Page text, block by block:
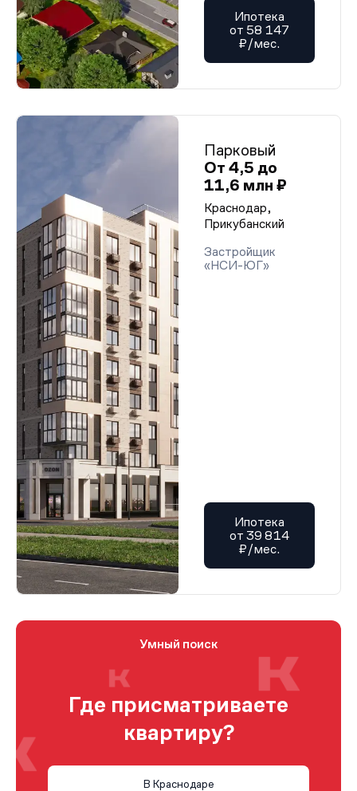
Ипотека
от 58 147
₽/мес.
Парковый
От 4,5 до
11,6 млн ₽
Краснодар,
Прикубанский
Застройщик
«НСИ-ЮГ»
Ипотека
от 39 814
₽/мес.
Умный поиск
Где присматриваете
квартиру?
В Краснодаре